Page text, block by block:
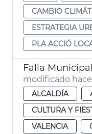
CAMBIO
ESTRATEGIA
PLA ACCIÓ
modificado
ALCALDÍA
CULTURA Y
VALENCIA